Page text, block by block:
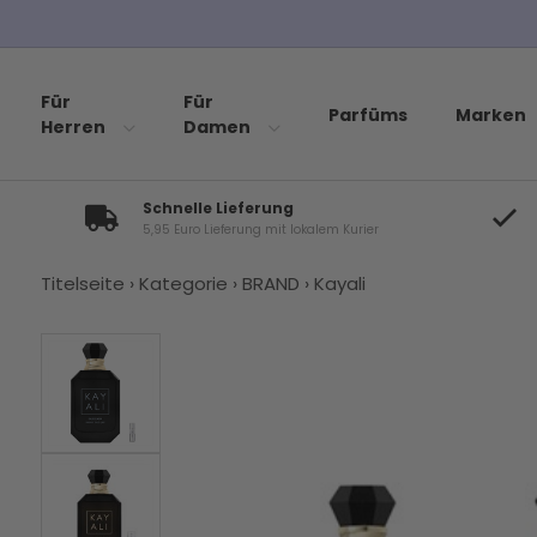
Für
Herren
Für
Damen
Parfüms Marken
Schnelle Lieferung
5,95 Euro Lieferung mit lokalem Kurier
Titelseite › Kategorie › BRAND › Kayali